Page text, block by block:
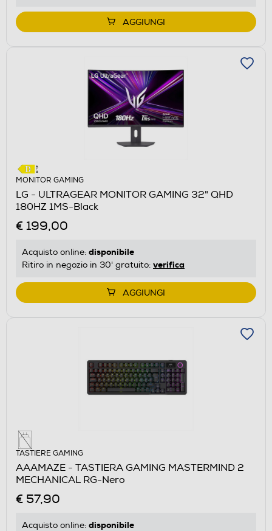
AGGIUNGI
MONITOR GAMING
LG - ULTRAGEAR MONITOR GAMING 32" QHD
180HZ 1MS-Black
€ 199,00
Acquisto online: disponibile
Ritiro in negozio in 30' gratuito: verifica
AGGIUNGI
TASTIERE GAMING
AAAMAZE - TASTIERA GAMING MASTERMIND 2
MECHANICAL RG-Nero
€ 57,90
Acquisto online: disponibile